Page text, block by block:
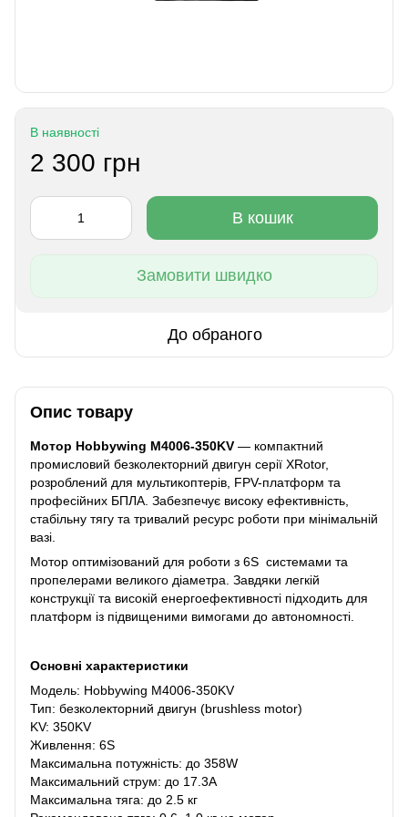
В наявності
2 300 грн
В кошик
Замовити швидко
До обраного
Опис товару
Мотор Hobbywing M4006-350KV — компактний
промисловий безколекторний двигун серії XRotor,
розроблений для мультикоптерів, FPV-платформ та
професійних БПЛА. Забезпечує високу ефективність,
стабільну тягу та тривалий ресурс роботи при мінімальній
вазі.
Мотор оптимізований для роботи з 6S системами та
пропелерами великого діаметра. Завдяки легкій
конструкції та високій енергоефективності підходить для
платформ із підвищеними вимогами до автономності.
Основні характеристики
Модель: Hobbywing M4006-350KV
Тип: безколекторний двигун (brushless motor)
KV: 350KV
Живлення: 6S
Максимальна потужність: до 358W
Максимальний струм: до 17.3A
Максимальна тяга: до 2.5 кг